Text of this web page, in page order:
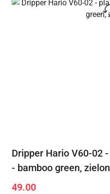
Dripper Hario V60-02
- bamboo green,
49.00